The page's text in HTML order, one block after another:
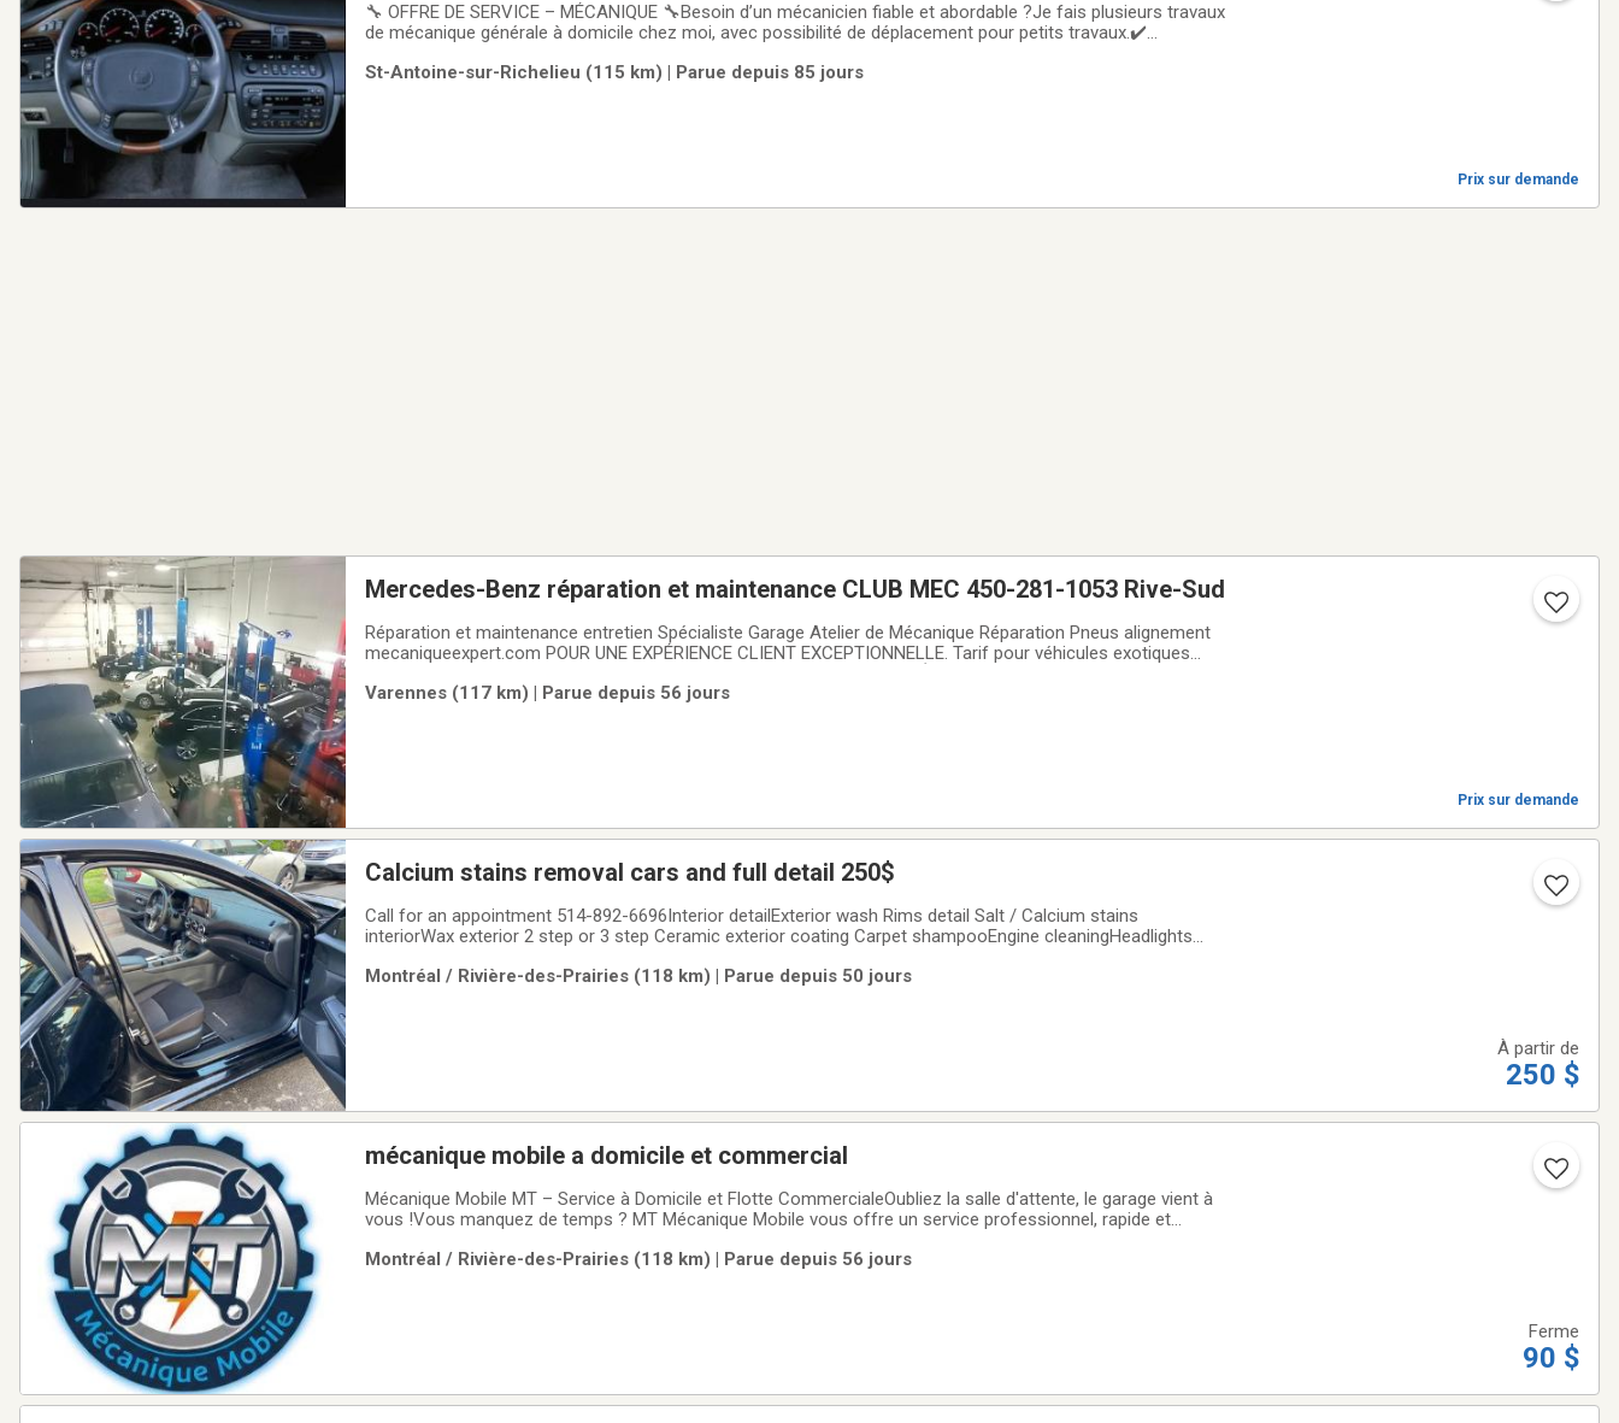
🔧 OFFRE DE SERVICE – MÉCANIQUE 🔧Besoin d’un mécanicien fiable et abordable ?Je fais plusieurs travaux
de mécanique générale à domicile chez moi, avec possibilité de déplacement pour petits travaux.✔️
Diagnostic de baseTravail propre, prix
St-Antoine-sur-Richelieu (115 km) | Parue depuis 85 jours
Prix sur demande
Mercedes-Benz réparation et maintenance CLUB MEC 450-281-1053 Rive-Sud
Réparation et maintenance entretien Spécialiste Garage Atelier de Mécanique Réparation Pneus alignement
mecaniqueexpert.com POUR UNE EXPÉRIENCE CLIENT EXCEPTIONNELLE. Tarif pour véhicules exotiques
DISPONIBLES* Spécialistes : Mercedes-Benz Porsche BMW MINI
Varennes (117 km) | Parue depuis 56 jours
Prix sur demande
Calcium stains removal cars and full detail 250$
Call for an appointment 514-892-6696Interior detailExterior wash Rims detail Salt / Calcium stains
interiorWax exterior 2 step or 3 step Ceramic exterior coating Carpet shampooEngine cleaningHeadlights
Montréal / Rivière-des-Prairies (118 km) | Parue depuis 50 jours
À partir de
250 $
mécanique mobile a domicile et commercial
Mécanique Mobile MT – Service à Domicile et Flotte Commerciale​Oubliez la salle d'attente, le garage vient à
vous !​Vous manquez de temps ? MT Mécanique Mobile vous offre un service professionnel, rapide et
réorganiser votre journée.​Nos Services
Montréal / Rivière-des-Prairies (118 km) | Parue depuis 56 jours
Ferme
90 $